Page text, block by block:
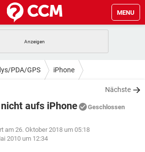
MENU
IOS
TIKTOK
STREAMING
TIKTOK
STREAMING
INSTAGRAM
STREAMING
PDA/GPS iPhone
Nächste
aufs iPhone Geschlossen
am 26. Oktober 2018 um 05:18
2010 um 12:34